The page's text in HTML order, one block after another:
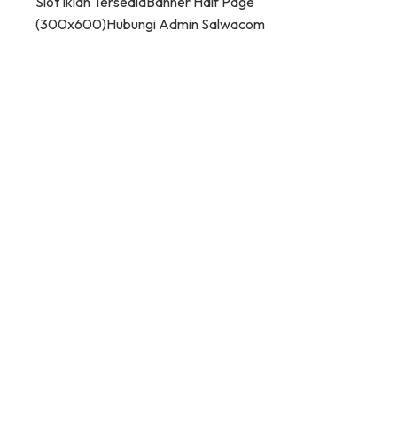
(300x600)Hubungi Admin Salwacom